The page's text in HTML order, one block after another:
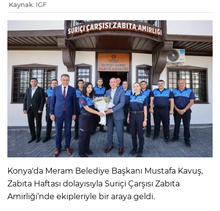
Kaynak: IGF
Konya'da Meram Belediye Başkanı Mustafa Kavuş,
Zabıta Haftası dolayısıyla Suriçi Çarşısı Zabıta
Amirliği’nde ekipleriyle bir araya geldi.